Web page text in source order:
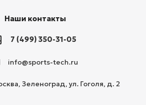
Наши контакты
7 (499) 350-31-05
info@sports-tech.ru
Зеленоград, ул. Гоголя, д. 2